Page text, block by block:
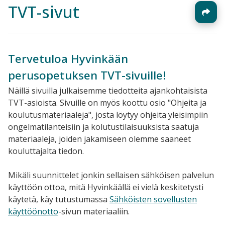
TVT-sivut
Tervetuloa Hyvinkään
perusopetuksen TVT-sivuille!
Näillä sivuilla julkaisemme tiedotteita ajankohtaisista
TVT-asioista. Sivuille on myös koottu osio "Ohjeita ja
koulutusmateriaaleja", josta löytyy ohjeita yleisimpiin
ongelmatilanteisiin ja kolutustilaisuuksista saatuja
materiaaleja, joiden jakamiseen olemme saaneet
kouluttajalta tiedon.
Mikäli suunnittelet jonkin sellaisen sähköisen palvelun
käyttöön ottoa, mitä Hyvinkäällä ei vielä keskitetysti
käytetä, käy tutustumassa Sähköisten sovellusten
käyttöönotto​-sivun materiaaliin.